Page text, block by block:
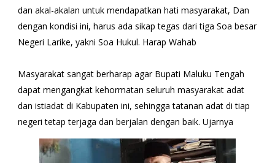
dan akal-akalan untuk mendapatkan hati masyarakat, Dan
dengan kondisi ini, harus ada sikap tegas dari tiga Soa besar
Negeri Larike, yakni Soa Hukul. Harap Wahab
Masyarakat sangat berharap agar Bupati Maluku Tengah
dapat mengangkat kehormatan seluruh masyarakat adat
dan istiadat di Kabupaten ini, sehingga tatanan adat di tiap
negeri tetap terjaga dan berjalan dengan baik. Ujarnya